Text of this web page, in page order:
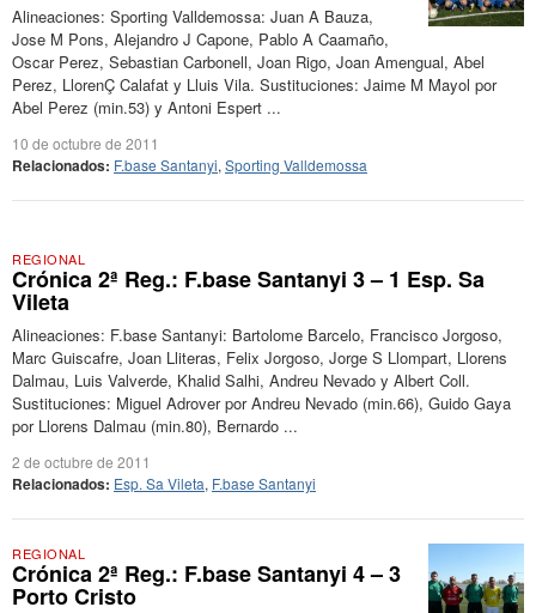
Alineaciones: Sporting Valldemossa: Juan A Bauza,
Jose M Pons, Alejandro J Capone, Pablo A Caamaño,
Oscar Perez, Sebastian Carbonell, Joan Rigo, Joan Amengual, Abel
Perez, LlorenÇ Calafat y Lluis Vila. Sustituciones: Jaime M Mayol por
Abel Perez (min.53) y Antoni Espert ...
10 de octubre de 2011
Relacionados: F.base Santanyi, Sporting Valldemossa
REGIONAL
Crónica 2ª Reg.: F.base Santanyi 3 – 1 Esp. Sa
Vileta
Alineaciones: F.base Santanyi: Bartolome Barcelo, Francisco Jorgoso,
Marc Guiscafre, Joan Lliteras, Felix Jorgoso, Jorge S Llompart, Llorens
Dalmau, Luis Valverde, Khalid Salhi, Andreu Nevado y Albert Coll.
Sustituciones: Miguel Adrover por Andreu Nevado (min.66), Guido Gaya
por Llorens Dalmau (min.80), Bernardo ...
2 de octubre de 2011
Relacionados: Esp. Sa Vileta, F.base Santanyi
REGIONAL
Crónica 2ª Reg.: F.base Santanyi 4 – 3
Porto Cristo